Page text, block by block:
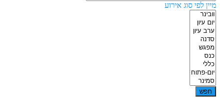
מיין לפי סוג אירוע